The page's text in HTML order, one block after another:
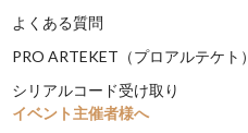
よくある質問
PRO ARTEKET（プロアルテケト）
シリアルコード受け取り
イベント主催者様へ